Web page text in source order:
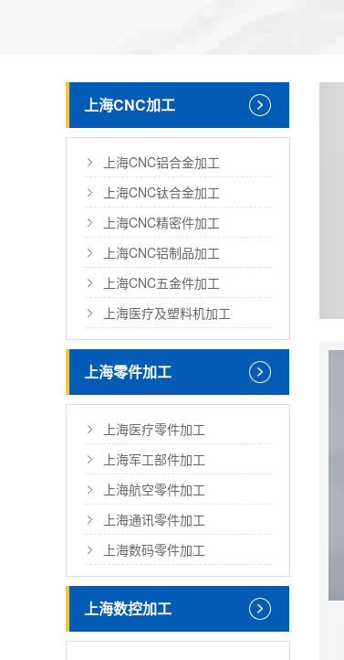
上海CNC加工
上海CNC铝合金加工
上海CNC钛合金加工
上海CNC精密件加工
上海CNC铝制品加工
上海CNC五金件加工
上海医疗及塑料机加工
上海零件加工
上海医疗零件加工
上海军工部件加工
上海航空零件加工
上海通讯零件加工
上海数码零件加工
上海数控加工